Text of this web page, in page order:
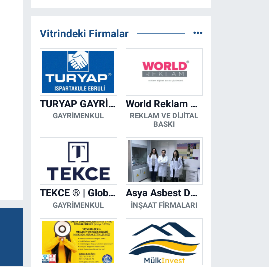
Vitrindeki Firmalar
TURYAP GAYRİMENKUL DANIŞMANLIK HİZMETLERİ
GAYRIMENKUL
World Reklam Copy Center
REKLAM VE DIJITAL
BASKI
TEKCE ® | Global Gayrimenkul Şirketi
GAYRIMENKUL
Asya Asbest Danışmanlık - Asbest Söküm ve Asbest Raporu
İNŞAAT FIRMALARI